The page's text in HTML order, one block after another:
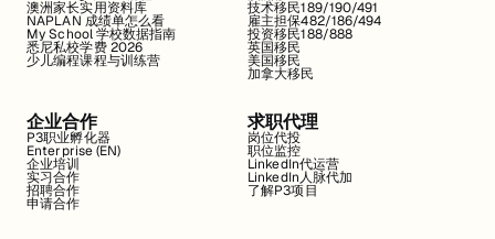
澳洲家长实用资料库
NAPLAN 成绩单怎么看
My School 学校数据指南
悉尼私校学费 2026
少儿编程课程与训练营
技术移民189/190/491
雇主担保482/186/494
投资移民188/888
英国移民
美国移民
加拿大移民
企业合作
P3职业孵化器
Enterprise (EN)
企业培训
实习合作
招聘合作
申请合作
求职代理
岗位代投
职位监控
LinkedIn代运营
LinkedIn人脉代加
了解P3项目